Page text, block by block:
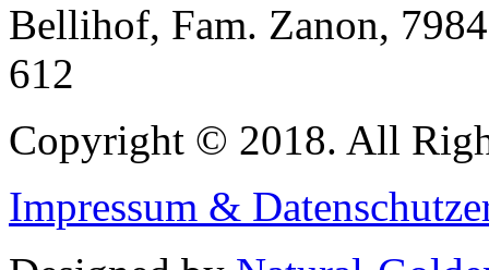
Bellihof, Fam. Zanon,
612
Copyright © 2018. All
Impressum &